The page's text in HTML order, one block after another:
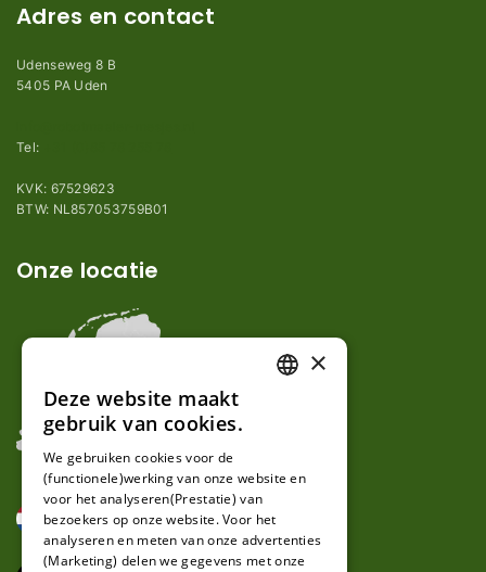
Adres en contact
Udenseweg 8 B
5405 PA Uden
Tel:
KVK: 67529623
BTW: NL857053759B01
Onze locatie
GERMAN
×
Deze website maakt
gebruik van cookies.
We gebruiken cookies voor de
(functionele)werking van onze website en
voor het analyseren(Prestatie) van
bezoekers op onze website. Voor het
analyseren en meten van onze advertenties
(Marketing) delen we gegevens met onze